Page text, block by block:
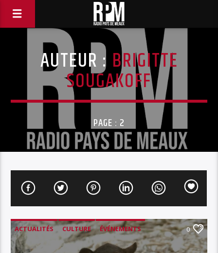
AUTEUR : BRIGITTE
SOUGAKOFF
PAGE : 2
ACTUALITÉS CULTURE ÉVÉNEMENTS 0